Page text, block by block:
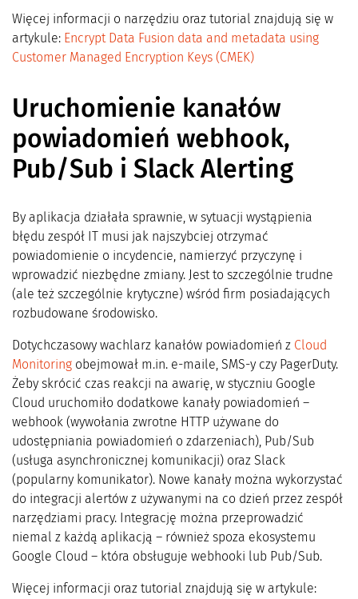
Więcej informacji o narzędziu oraz tutorial znajdują się w
artykule: Encrypt Data Fusion data and metadata using
Customer Managed Encryption Keys (CMEK)
Uruchomienie kanałów
powiadomień webhook,
Pub/Sub i Slack Alerting
By aplikacja działała sprawnie, w sytuacji wystąpienia
błędu zespół IT musi jak najszybciej otrzymać
powiadomienie o incydencie, namierzyć przyczynę i
wprowadzić niezbędne zmiany. Jest to szczególnie trudne
(ale też szczególnie krytyczne) wśród firm posiadających
rozbudowane środowisko.
Dotychczasowy wachlarz kanałów powiadomień z Cloud
Monitoring obejmował m.in. e-maile, SMS-y czy PagerDuty.
Żeby skrócić czas reakcji na awarię, w styczniu Google
Cloud uruchomiło dodatkowe kanały powiadomień –
webhook (wywołania zwrotne HTTP używane do
udostępniania powiadomień o zdarzeniach), Pub/Sub
(usługa asynchronicznej komunikacji) oraz Slack
(popularny komunikator). Nowe kanały można wykorzystać
do integracji alertów z używanymi na co dzień przez zespół
narzędziami pracy. Integrację można przeprowadzić
niemal z każdą aplikacją – również spoza ekosystemu
Google Cloud – która obsługuje webhooki lub Pub/Sub.
Więcej informacji oraz tutorial znajdują się w artykule: